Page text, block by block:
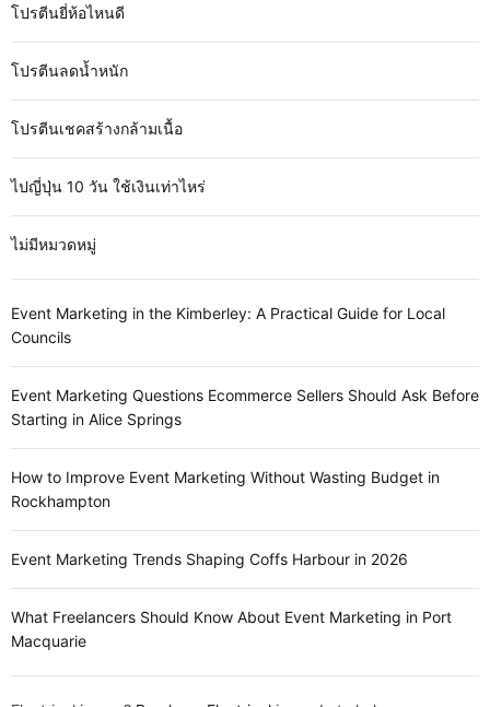
โปรตีนยี่ห้อไหนดี
โปรตีนลดน้ำหนัก
โปรตีนเชคสร้างกล้ามเนื้อ
ไปญี่ปุ่น 10 วัน ใช้เงินเท่าไหร่
ไม่มีหมวดหมู่
Event Marketing in the Kimberley: A Practical Guide for Local
Councils
Event Marketing Questions Ecommerce Sellers Should Ask Before
Starting in Alice Springs
How to Improve Event Marketing Without Wasting Budget in
Rockhampton
Event Marketing Trends Shaping Coffs Harbour in 2026
What Freelancers Should Know About Event Marketing in Port
Macquarie